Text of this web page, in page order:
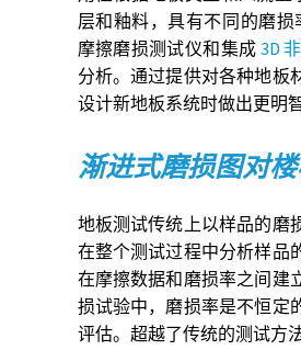
层和釉料，具有不同的磨损
摩擦磨损测试仪和集成 3D
分析。通过提供对各种地板
设计新地板系统时做出更明
渐进式磨损图对
地板测试传统上以样品的磨
在整个测试过程中分析样品
在摩擦数据和磨损率之间建
损试验中，磨损率是不恒定
评估。超越了传统的测试方